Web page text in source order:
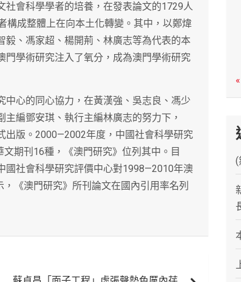
社會科學學者的培養，在發表論文的1729人
構成整體上在向本土化轉變。其中，以鄭煒
毅、馮家超、楊開荊、林廣志等為代表的本
門學術研究注入了氧分，成為澳門學術研究
心的同心協力，在黃漢強、吳志良、馮少
編鄧安琪、執行主編林廣志的努力下，
出版。2000—2002年度，中國社會科學研究
期刊16種，《澳門研究》位列其中。目
國社會科學研究評價中心對1998—2010年澳
《澳門研究》所刊論文在國內引用率名列
(